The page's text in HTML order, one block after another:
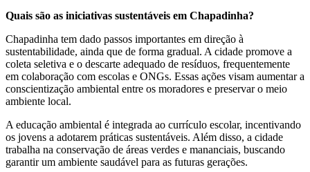
Quais são as iniciativas sustentáveis em Chapadinha?
Chapadinha tem dado passos importantes em direção à
sustentabilidade, ainda que de forma gradual. A cidade promove a
coleta seletiva e o descarte adequado de resíduos, frequentemente
em colaboração com escolas e ONGs. Essas ações visam aumentar a
conscientização ambiental entre os moradores e preservar o meio
ambiente local.
A educação ambiental é integrada ao currículo escolar, incentivando
os jovens a adotarem práticas sustentáveis. Além disso, a cidade
trabalha na conservação de áreas verdes e mananciais, buscando
garantir um ambiente saudável para as futuras gerações.